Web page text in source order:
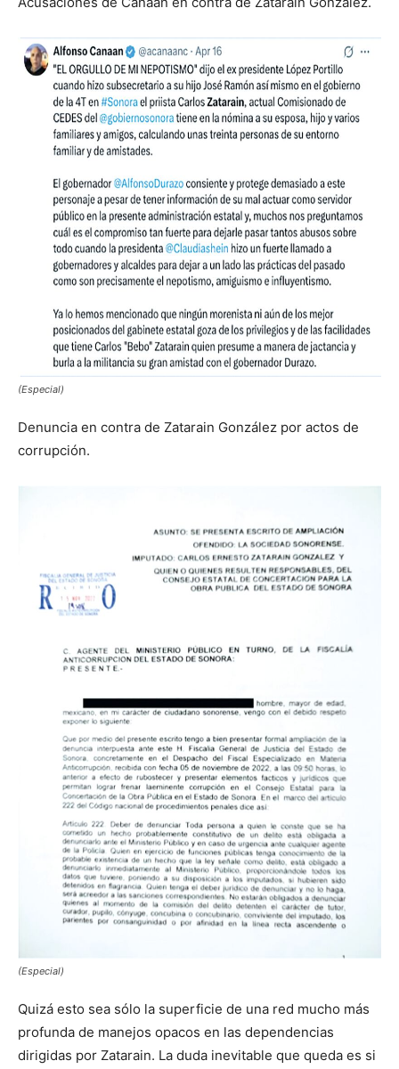
(Especial)
Denuncia en contra de Zatarain González por actos de
corrupción.
(Especial)
Quizá esto sea sólo la superficie de una red mucho más
profunda de manejos opacos en las dependencias
dirigidas por Zatarain. La duda inevitable que queda es si